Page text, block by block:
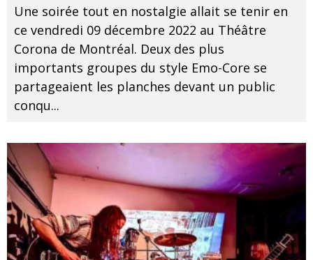
Une soirée tout en nostalgie allait se tenir en
ce vendredi 09 décembre 2022 au Théâtre
Corona de Montréal. Deux des plus
importants groupes du style Emo-Core se
partageaient les planches devant un public
conqu...